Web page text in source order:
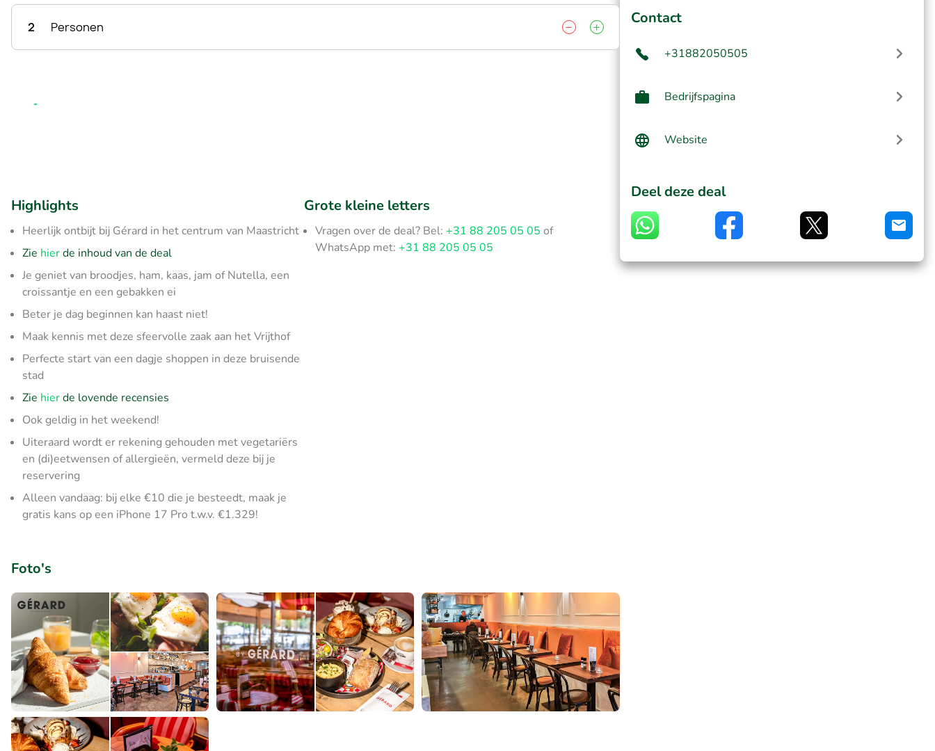
2 Personen
Highlights
Heerlijk ontbijt bij Gérard in het centrum van Maastricht
Zie hierde inhoud van de deal
Je geniet van broodjes, ham, kaas, jam of Nutella, een
croissantje en een gebakken ei
Beter je dag beginnen kan haast niet!
Maak kennis met deze sfeervolle zaak aan het Vrijthof
Perfecte start van een dagje shoppen in deze bruisende
stad
Zie hierde lovende recensies
Ook geldig in het weekend!
Uiteraard wordt er rekening gehouden met vegetariërs
en (di)eetwensen of allergieën, vermeld deze bij je
reservering
Alleen vandaag: bij elke €10 die je besteedt, maak je
gratis kans op een iPhone 17 Pro t.w.v. €1.329!
Grote kleine letters
Vragen over de deal? Bel:+31 88 205 05 05 of
WhatsApp met:+31 88 205 05 05
Foto's
Contact
+31882050505
Bedrijfspagina
Website
Deel deze deal